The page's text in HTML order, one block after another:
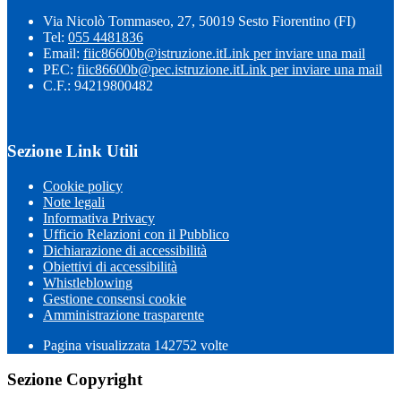
Via Nicolò Tommaseo, 27, 50019 Sesto Fiorentino (FI)
Tel: 055 4481836
Email: fiic86600b@istruzione.itLink per inviare una mail
PEC: fiic86600b@pec.istruzione.itLink per inviare una mail
C.F.: 94219800482
Sezione Link Utili
Cookie policy
Note legali
Informativa Privacy
Ufficio Relazioni con il Pubblico
Dichiarazione di accessibilità
Obiettivi di accessibilità
Whistleblowing
Gestione consensi cookie
Amministrazione trasparente
Pagina visualizzata 142752 volte
Sezione Copyright